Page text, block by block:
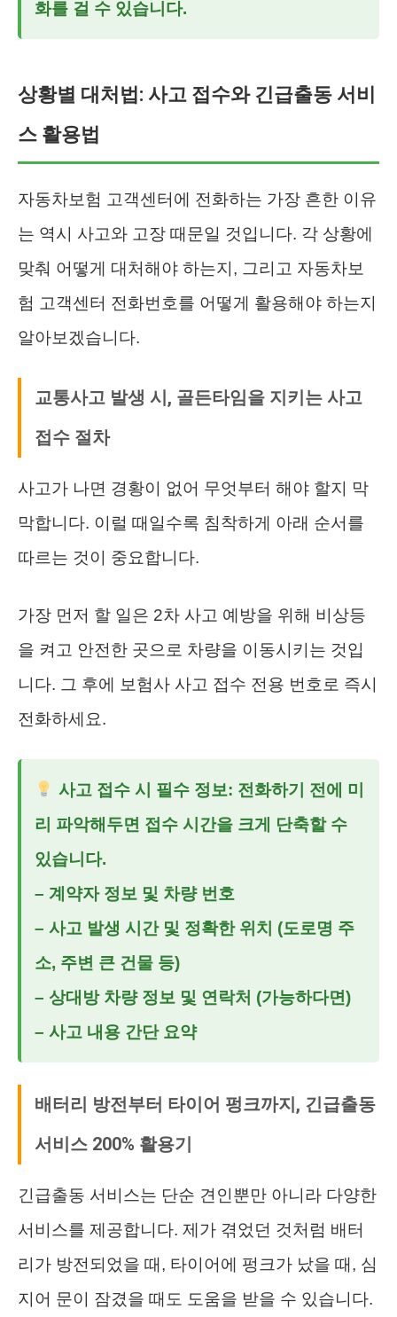
화를 걸 수 있습니다.
상황별 대처법: 사고 접수와 긴급출동 서비
스 활용법
자동차보험 고객센터에 전화하는 가장 흔한 이유
는 역시 사고와 고장 때문일 것입니다. 각 상황에
맞춰 어떻게 대처해야 하는지, 그리고 자동차보
험 고객센터 전화번호를 어떻게 활용해야 하는지
알아보겠습니다.
교통사고 발생 시, 골든타임을 지키는 사고
접수 절차
사고가 나면 경황이 없어 무엇부터 해야 할지 막
막합니다. 이럴 때일수록 침착하게 아래 순서를
따르는 것이 중요합니다.
가장 먼저 할 일은 2차 사고 예방을 위해 비상등
을 켜고 안전한 곳으로 차량을 이동시키는 것입
니다. 그 후에 보험사 사고 접수 전용 번호로 즉시
전화하세요.
사고 접수 시 필수 정보: 전화하기 전에 미
리 파악해두면 접수 시간을 크게 단축할 수
있습니다.
– 계약자 정보 및 차량 번호
– 사고 발생 시간 및 정확한 위치 (도로명 주
소, 주변 큰 건물 등)
– 상대방 차량 정보 및 연락처 (가능하다면)
– 사고 내용 간단 요약
배터리 방전부터 타이어 펑크까지, 긴급출동
서비스 200% 활용기
긴급출동 서비스는 단순 견인뿐만 아니라 다양한
서비스를 제공합니다. 제가 겪었던 것처럼 배터
리가 방전되었을 때, 타이어에 펑크가 났을 때, 심
지어 문이 잠겼을 때도 도움을 받을 수 있습니다.